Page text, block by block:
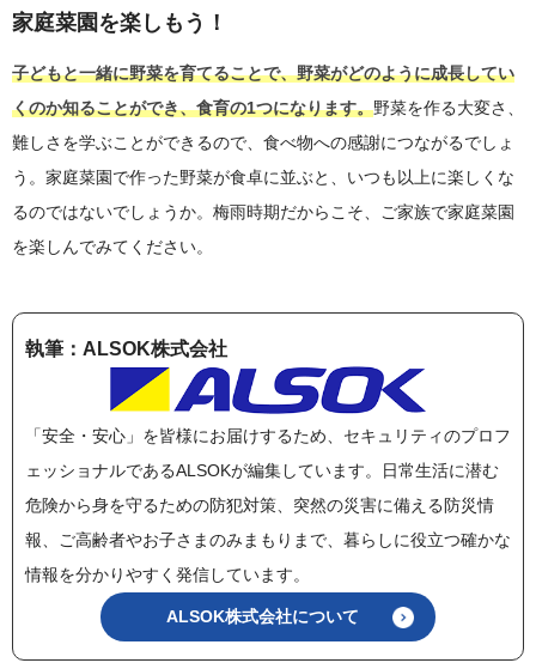
家庭菜園を楽しもう！
子どもと一緒に野菜を育てることで、野菜がどのように成長してい
くのか知ることができ、食育の1つになります。野菜を作る大変さ、
難しさを学ぶことができるので、食べ物への感謝につながるでしょ
う。家庭菜園で作った野菜が食卓に並ぶと、いつも以上に楽しくな
るのではないでしょうか。梅雨時期だからこそ、ご家族で家庭菜園
を楽しんでみてください。
執筆：ALSOK株式会社
「安全・安心」を皆様にお届けするため、セキュリティのプロフ
ェッショナルであるALSOKが編集しています。日常生活に潜む
危険から身を守るための防犯対策、突然の災害に備える防災情
報、ご高齢者やお子さまのみまもりまで、暮らしに役立つ確かな
情報を分かりやすく発信しています。
ALSOK株式会社について